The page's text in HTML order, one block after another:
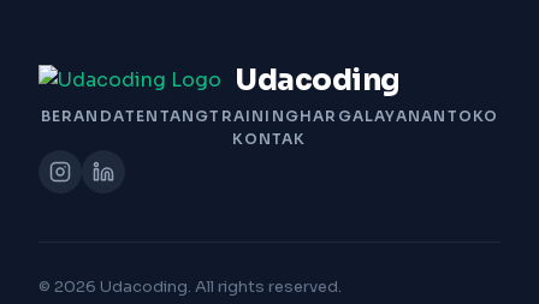
Udacoding
BERANDATENTANGTRAININGHARGALAYANAN TOKO
KONTAK
© 2026 Udacoding. All rights reserved.